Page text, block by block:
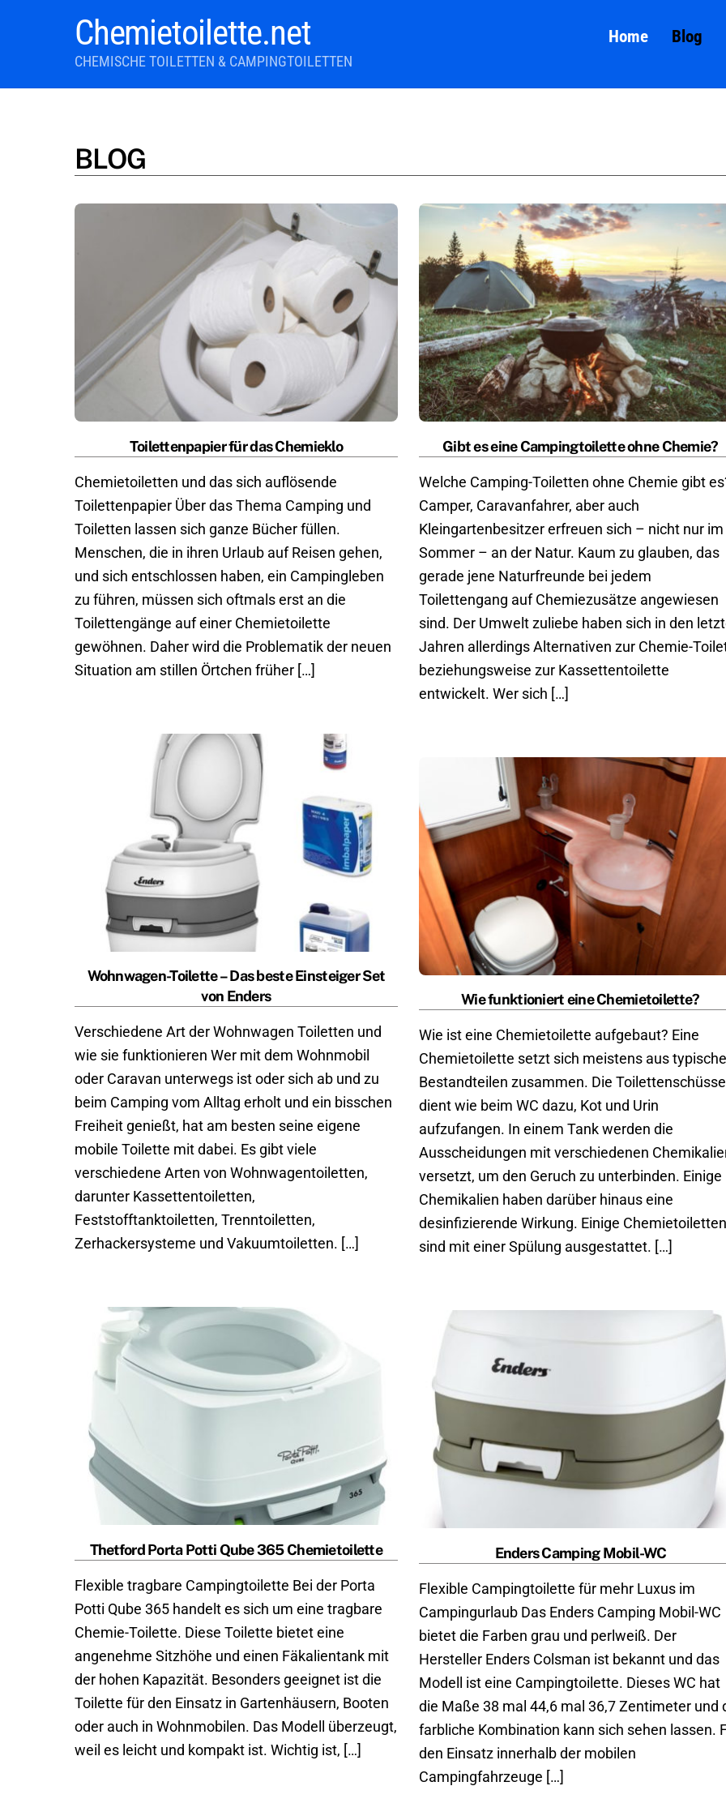
Chemietoilette.net
CHEMISCHE TOILETTEN & CAMPINGTOILETTEN
Home Blog
BLOG
Toilettenpapier für das Chemieklo
Chemietoiletten und das sich auflösende
Toilettenpapier Über das Thema Camping und
Toiletten lassen sich ganze Bücher füllen.
Menschen, die in ihren Urlaub auf Reisen gehen,
und sich entschlossen haben, ein Campingleben
zu führen, müssen sich oftmals erst an die
Toilettengänge auf einer Chemietoilette
gewöhnen. Daher wird die Problematik der neuen
Situation am stillen Örtchen früher […]
Gibt es eine Campingtoilette ohne Chemie?
Welche Camping-Toiletten ohne Chemie gibt
Camper, Caravanfahrer, aber auch
Kleingartenbesitzer erfreuen sich – nicht nur im
Sommer – an der Natur. Kaum zu glauben, das
gerade jene Naturfreunde bei jedem
Toilettengang auf Chemiezusätze angewiesen
sind. Der Umwelt zuliebe haben sich in den
Jahren allerdings Alternativen zur Chemie-
beziehungsweise zur Kassettentoilette
entwickelt. Wer sich […]
Wohnwagen-Toilette – Das beste Einsteiger Set
von Enders
Verschiedene Art der Wohnwagen Toiletten und
wie sie funktionieren Wer mit dem Wohnmobil
oder Caravan unterwegs ist oder sich ab und zu
beim Camping vom Alltag erholt und ein bisschen
Freiheit genießt, hat am besten seine eigene
mobile Toilette mit dabei. Es gibt viele
verschiedene Arten von Wohnwagentoiletten,
darunter Kassettentoiletten,
Feststofftanktoiletten, Trenntoiletten,
Zerhackersysteme und Vakuumtoiletten. […]
Wie funktioniert eine Chemietoilette?
Wie ist eine Chemietoilette aufgebaut? Eine
Chemietoilette setzt sich meistens aus
Bestandteilen zusammen. Die
dient wie beim WC dazu, Kot und Urin
aufzufangen. In einem Tank werden die
Ausscheidungen mit verschiedenen
versetzt, um den Geruch zu unterbinden. Einige
Chemikalien haben darüber hinaus eine
desinfizierende Wirkung. Einige Chemietoiletten
sind mit einer Spülung ausgestattet. […]
Thetford Porta Potti Qube 365 Chemietoilette
Flexible tragbare Campingtoilette Bei der Porta
Potti Qube 365 handelt es sich um eine tragbare
Chemie-Toilette. Diese Toilette bietet eine
angenehme Sitzhöhe und einen Fäkalientank mit
der hohen Kapazität. Besonders geeignet ist die
Toilette für den Einsatz in Gartenhäusern, Booten
oder auch in Wohnmobilen. Das Modell überzeugt,
weil es leicht und kompakt ist. Wichtig ist, […]
Enders Camping Mobil-WC
Flexible Campingtoilette für mehr Luxus im
Campingurlaub Das Enders Camping Mobil-WC
bietet die Farben grau und perlweiß. Der
Hersteller Enders Colsman ist bekannt und das
Modell ist eine Campingtoilette. Dieses WC hat
die Maße 38 mal 44,6 mal 36,7 Zentimeter und
farbliche Kombination kann sich sehen lassen.
den Einsatz innerhalb der mobilen
Campingfahrzeuge […]